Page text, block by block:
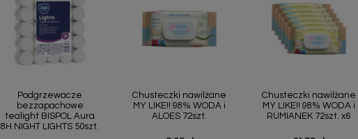
Podgrzewacze
bezzapachowe
tealight BISPOL Aura
8H NIGHT LIGHTS 50szt.
Chusteczki nawilżane
MY LIKE!! 98% WODA i
ALOES 72szt.
Chusteczki nawilżane
MY LIKE!! 98% WODA i
RUMIANEK 72szt. x6